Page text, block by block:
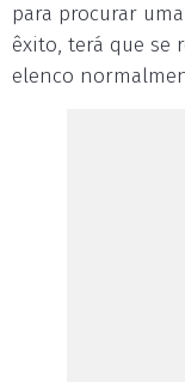
para procurar
êxito, terá que se
elenco